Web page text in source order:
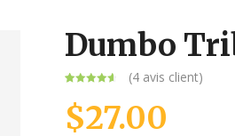
Dumbo
sur 5
basé sur
notations
client
(4 avis client)
$27.00